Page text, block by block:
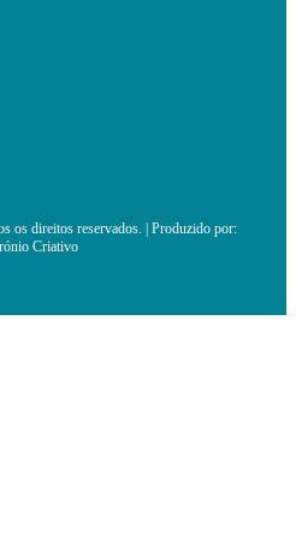
os direitos reservados. | Produzido por:
Criativo